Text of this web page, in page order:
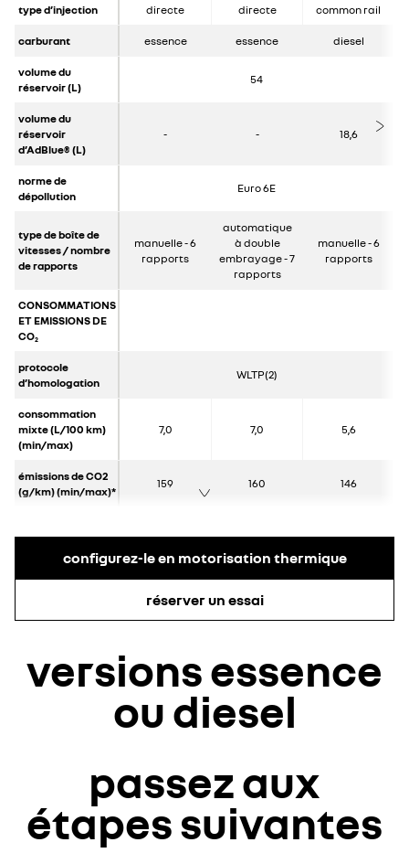
type d’injection directe directe common rail
carburant essence essence diesel
volume du
réservoir (L)
54
volume du
réservoir
d’AdBlue® (L)
- - 18,6
norme de
dépollution
Euro 6E
type de boîte de
vitesses / nombre
de rapports
manuelle - 6
rapports
automatique
à double
embrayage - 7
rapports
manuelle - 6
rapports
CONSOMMATIONS
ET EMISSIONS DE
CO2
protocole
d’homologation
WLTP(2)
consommation
mixte (L/100 km)
(min/max)
7,0 7,0 5,6
émissions de CO2
(g/km) (min/max)*
159 160 146
configurez-le en motorisation thermique
réserver un essai
versions essence
ou diesel
passez aux
étapes suivantes